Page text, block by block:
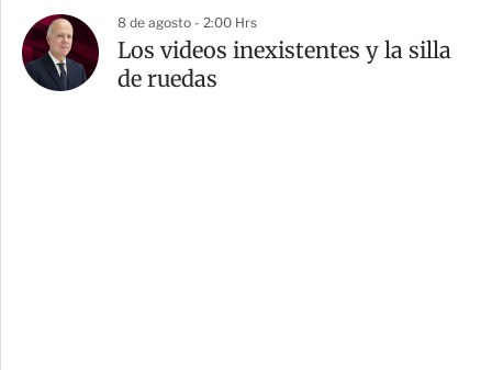
8 de agosto - 2:00 Hrs
Los videos inexistentes y la silla
de ruedas